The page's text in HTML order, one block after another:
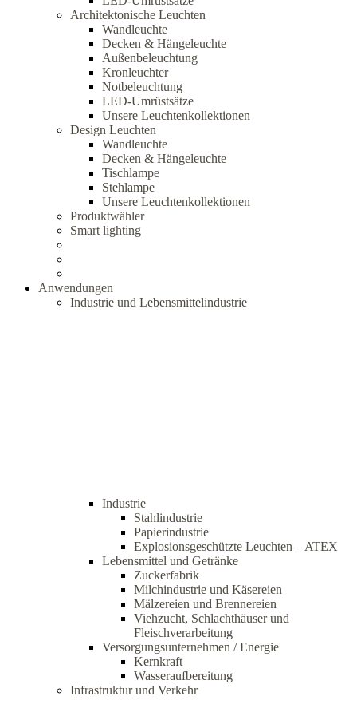
Architektonische Leuchten
Wandleuchte
Decken & Hängeleuchte
Außenbeleuchtung
Kronleuchter
Notbeleuchtung
LED-Umrüstsätze
Unsere Leuchtenkollektionen
Design Leuchten
Wandleuchte
Decken & Hängeleuchte
Tischlampe
Stehlampe
Unsere Leuchtenkollektionen
Produktwähler
Smart lighting
Anwendungen
Industrie und Lebensmittelindustrie
Industrie
Stahlindustrie
Papierindustrie
Explosionsgeschützte Leuchten – ATEX
Lebensmittel und Getränke
Zuckerfabrik
Milchindustrie und Käsereien
Mälzereien und Brennereien
Viehzucht, Schlachthäuser und
Fleischverarbeitung
Versorgungsunternehmen / Energie
Kernkraft
Wasseraufbereitung
Infrastruktur und Verkehr